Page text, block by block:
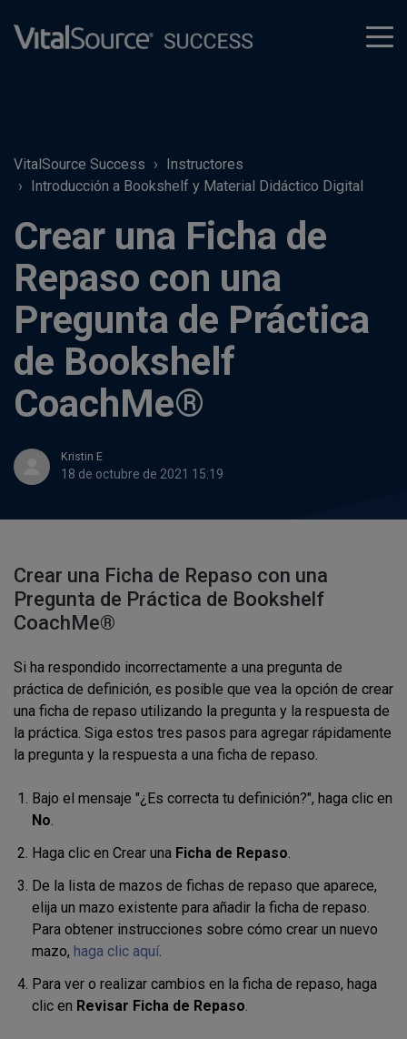
VitalSource Success
Instructores
Introducción a Bookshelf y Material Didáctico Digital
Crear una Ficha de
Repaso con una
Pregunta de Práctica
de Bookshelf
CoachMe®
Kristin E
18 de octubre de 2021 15:19
Crear una Ficha de Repaso con una
Pregunta de Práctica de Bookshelf
CoachMe®
Si ha respondido incorrectamente a una pregunta de
práctica de definición, es posible que vea la opción de crear
una ficha de repaso utilizando la pregunta y la respuesta de
la práctica. Siga estos tres pasos para agregar rápidamente
la pregunta y la respuesta a una ficha de repaso.
Bajo el mensaje "¿Es correcta tu definición?", haga clic en
No.
Haga clic en Crear una Ficha de Repaso.
De la lista de mazos de fichas de repaso que aparece,
elija un mazo existente para añadir la ficha de repaso.
Para obtener instrucciones sobre cómo crear un nuevo
mazo, haga clic aquí.
Para ver o realizar cambios en la ficha de repaso, haga
clic en Revisar Ficha de Repaso.